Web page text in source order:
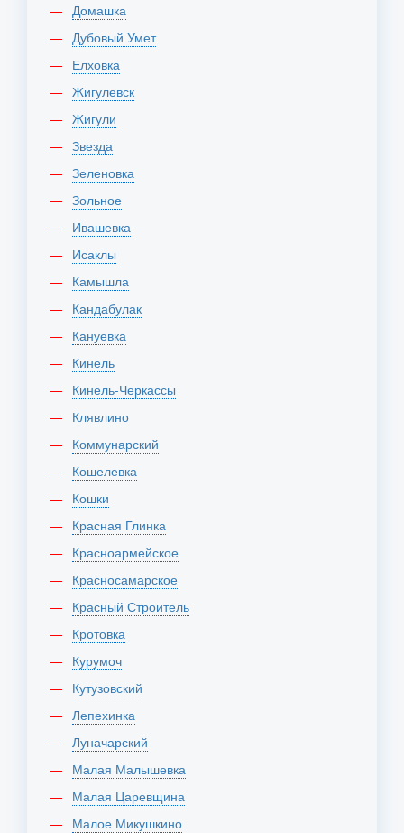
Домашка
Дубовый Умет
Елховка
Жигулевск
Жигули
Звезда
Зеленовка
Зольное
Ивашевка
Исаклы
Камышла
Кандабулак
Кануевка
Кинель
Кинель-Черкассы
Клявлино
Коммунарский
Кошелевка
Кошки
Красная Глинка
Красноармейское
Красносамарское
Красный Строитель
Кротовка
Курумоч
Кутузовский
Лепехинка
Луначарский
Малая Малышевка
Малая Царевщина
Малое Микушкино